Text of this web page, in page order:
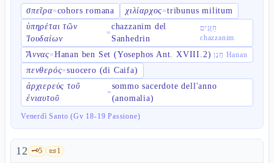
σπεῖρα=cohors romana χιλίαρχος=tribunus militum
ὑπηρέται τῶν
Ἰουδαίων
=
chazzanim del
Sanhedrin
חַזָּנִים
chazzanim
Ἄννας=Hanan ben Set (Yosephos Ant. XVIII.2) חָנָן Hanan
πενθερός=suocero (di Caifa)
ἀρχιερεὺς τοῦ
ἐνιαυτοῦ
=
sommo sacerdote dell'anno
(anomalia)
Venerdì Santo (Gv 18-19 Passione)
12 🗝️5 📜1